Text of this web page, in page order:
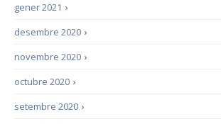
›
gener 2021
›
desembre 2020
›
novembre 2020
›
octubre 2020
›
setembre 2020